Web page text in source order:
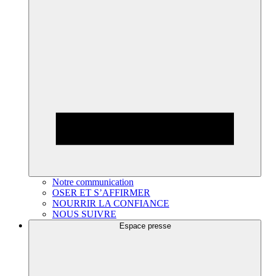
Notre communication
OSER ET S’AFFIRMER
NOURRIR LA CONFIANCE
NOUS SUIVRE
Espace presse